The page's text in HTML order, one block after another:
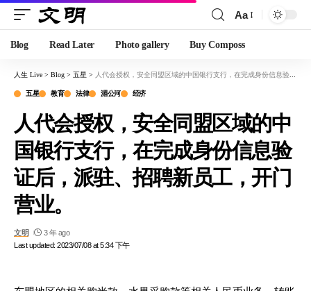
Aa
Blog Read Later Photo gallery Buy Composs
人生 Live > Blog > 五星 > 人代会授权，安全同盟区域的中国银行支行，在完成身份信息验证后，派驻、招聘新员工，开门营业。
五星 教育 法律 湄公河 经济
人代会授权，安全同盟区域的中
国银行支行，在完成身份信息验
证后，派驻、招聘新员工，开门
营业。
Last updated: 2023/07/08 at 5:34 下午
文明 3 年 ago